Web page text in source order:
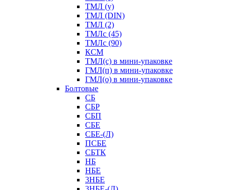
ТМЛ (у)
ТМЛ (DIN)
ТМЛ (2)
ТМЛс (45)
ТМЛс (90)
КСМ
ТМЛ(с) в мини-упаковке
ГМЛ(п) в мини-упаковке
ГМЛ(о) в мини-упаковке
Болтовые
СБ
СБР
СБП
СБЕ
СБЕ-(Л)
ПСБЕ
СБТК
НБ
НБЕ
3НБЕ